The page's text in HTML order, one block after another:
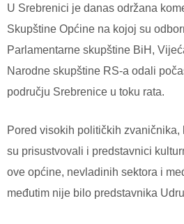
U Srebrenici je danas održana
Skupštine Općine na kojoj su
Parlamentarne skupštine BiH,
Narodne skupštine RS-a odali
području Srebrenice u toku rata.
Pored visokih političkih
su prisustvovali i predstavnici
ove općine, nevladinih sektora i
međutim nije bilo predstavnika